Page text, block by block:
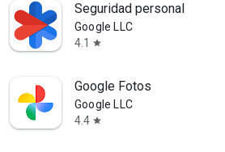
Seguridad personal
Google LLC
4.1
star
Google Fotos
Google LLC
4.4 star